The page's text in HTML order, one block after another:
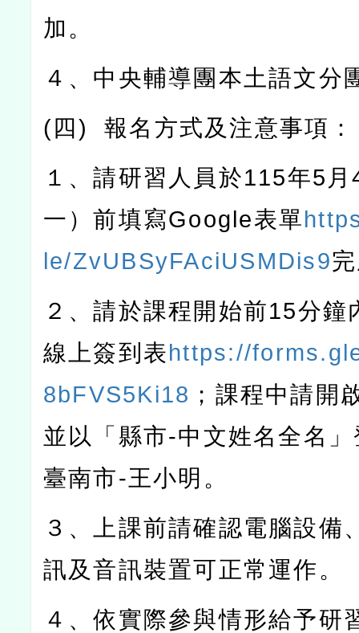
加。
４、中央輔導團本土語文分
(四)報名方式及注意事項：
１、請研習人員於115年5 月
一）前填寫Google表單
le/ZvUBSyFAciUSMDis9
２、請於課程開始前15分鐘
線上簽到表https://
8bFVS5Ki18 ；課程中請開
並以「縣市-中文姓名全名
臺南市-王小明。
３、上課前請確認電腦設備
訊及音訊裝置可正常運作。
４、依實際參與情形給予研